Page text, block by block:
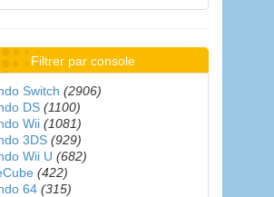
Filtrer par console
Switch (2906)
DS (1100)
Wii (1081)
3DS (929)
Wii U (682)
(422)
64 (315)